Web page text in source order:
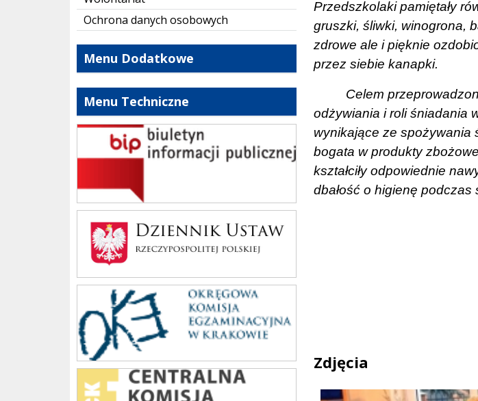
Ochrona danych osobowych
Menu Dodatkowe
Menu Techniczne
bip szkoły
Dziennik Polski
oke_krakow
cke
Przedszkolaki pamiętały
gruszki, śliwki, winogrona,
zdrowe ale i pięknie
przez siebie kanapki.
Celem
odżywiania i roli śniadania
wynikające ze spożywania
bogata w produkty
kształciły odpowiednie
dbałość o higienę podczas
Zdjęcia